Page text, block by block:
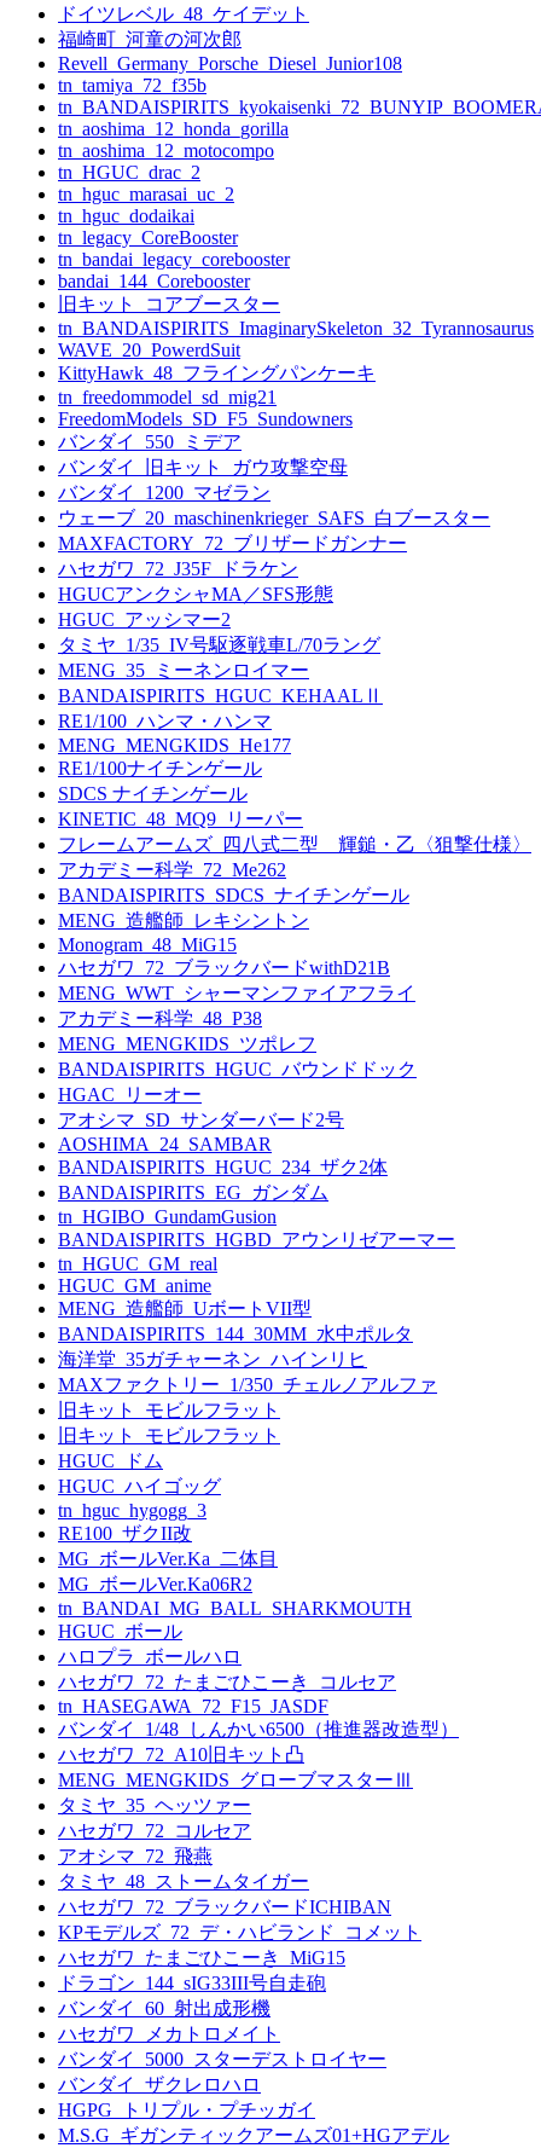
ドイツレベル_48_ケイデット
福崎町_河童の河次郎
Revell_Germany_Porsche_Diesel_Junior108
tn_tamiya_72_f35b
tn_aoshima_12_honda_gorilla
tn_aoshima_12_motocompo
tn_HGUC_drac_2
tn_hguc_marasai_uc_2
tn_hguc_dodaikai
tn_legacy_CoreBooster
tn_bandai_legacy_corebooster
bandai_144_Corebooster
旧キット_コアブースター
tn_BANDAISPIRITS_ImaginarySkeleton_32_Tyrannosaurus
WAVE_20_PowerdSuit
KittyHawk_48_フライングパンケーキ
tn_freedommodel_sd_mig21
FreedomModels_SD_F5_Sundowners
バンダイ_550_ミデア
バンダイ_旧キット_ガウ攻撃空母
バンダイ_1200_マゼラン
ウェーブ_20_maschinenkrieger_SAFS_白ブースター
MAXFACTORY_72_ブリザードガンナー
ハセガワ_72_J35F_ドラケン
HGUCアンクシャMA／SFS形態
HGUC_アッシマー2
タミヤ_1/35_IV号駆逐戦車L/70ラング
MENG_35_ミーネンロイマー
BANDAISPIRITS_HGUC_KEHAALⅡ
RE1/100_ハンマ・ハンマ
MENG_MENGKIDS_He177
RE1/100ナイチンゲール
SDCS ナイチンゲール
KINETIC_48_MQ9_リーパー
フレームアームズ_四八式二型 輝鎚・乙〈狙撃仕様〉
アカデミー科学_72_Me262
BANDAISPIRITS_SDCS_ナイチンゲール
MENG_造艦師_レキシントン
Monogram_48_MiG15
ハセガワ_72_ブラックバードwithD21B
MENG_WWT_シャーマンファイアフライ
アカデミー科学_48_P38
MENG_MENGKIDS_ツポレフ
BANDAISPIRITS_HGUC_バウンドドック
HGAC_リーオー
アオシマ_SD_サンダーバード2号
AOSHIMA_24_SAMBAR
BANDAISPIRITS_HGUC_234_ザク2体
BANDAISPIRITS_EG_ガンダム
tn_HGIBO_GundamGusion
BANDAISPIRITS_HGBD_アウンリゼアーマー
tn_HGUC_GM_real
HGUC_GM_anime
MENG_造艦師_UボートVII型
BANDAISPIRITS_144_30MM_水中ポルタ
海洋堂_35ガチャーネン_ハインリヒ
MAXファクトリー_1/350_チェルノアルファ
旧キット_モビルフラット
旧キット_モビルフラット
HGUC_ドム
HGUC_ハイゴッグ
tn_hguc_hygogg_3
RE100_ザクII改
MG_ボールVer.Ka_二体目
MG_ボールVer.Ka06R2
tn_BANDAI_MG_BALL_SHARKMOUTH
HGUC_ボール
ハロプラ_ボールハロ
ハセガワ_72_たまごひこーき_コルセア
tn_HASEGAWA_72_F15_JASDF
バンダイ_1/48_しんかい6500（推進器改造型）
ハセガワ_72_A10旧キット凸
MENG_MENGKIDS_グローブマスターⅢ
タミヤ_35_ヘッツァー
ハセガワ_72_コルセア
アオシマ_72_飛燕
タミヤ_48_ストームタイガー
ハセガワ_72_ブラックバードICHIBAN
KPモデルズ_72_デ・ハビランド_コメット
ハセガワ_たまごひこーき_MiG15
ドラゴン_144_sIG33III号自走砲
バンダイ_60_射出成形機
ハセガワ_メカトロメイト
バンダイ_5000_スターデストロイヤー
バンダイ_ザクレロハロ
HGPG_トリプル・プチッガイ
M.S.G_ギガンティックアームズ01+HGアデル